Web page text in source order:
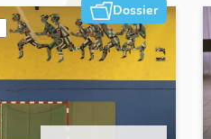
Dossier